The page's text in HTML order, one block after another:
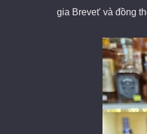
gia Brevet' và đồng